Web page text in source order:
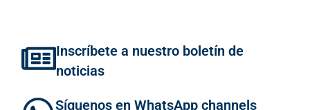
Inscríbete a nuestro boletín de
noticias
Síguenos en WhatsApp channels